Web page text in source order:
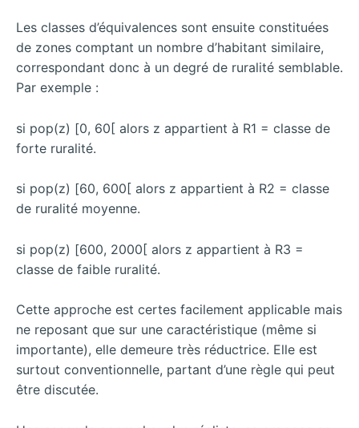
Les classes d’équivalences sont ensuite constituées
de zones comptant un nombre d’habitant similaire,
correspondant donc à un degré de ruralité semblable.
Par exemple :
si pop(z) [0, 60[ alors z appartient à R1 = classe de
forte ruralité.
si pop(z) [60, 600[ alors z appartient à R2 = classe
de ruralité moyenne.
si pop(z) [600, 2000[ alors z appartient à R3 =
classe de faible ruralité.
Cette approche est certes facilement applicable mais
ne reposant que sur une caractéristique (même si
importante), elle demeure très réductrice. Elle est
surtout conventionnelle, partant d’une règle qui peut
être discutée.